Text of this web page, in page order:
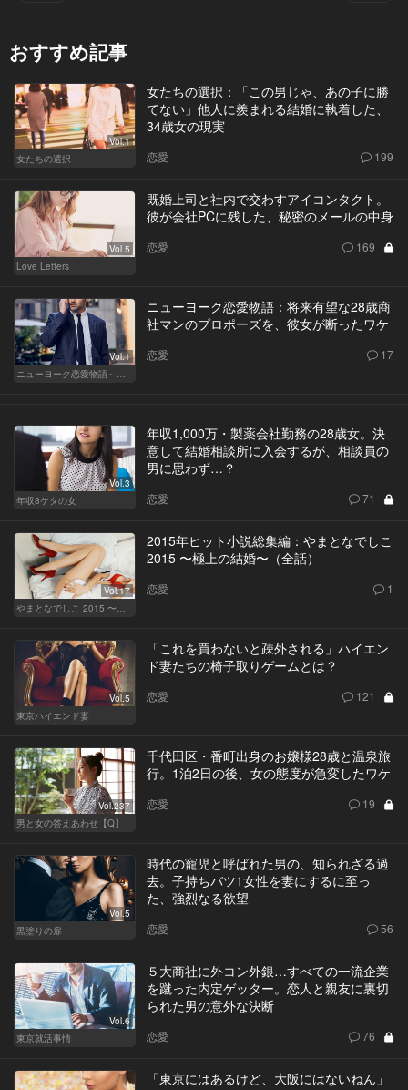
おすすめ記事
Vol.1
女たちの選択
女たちの選択：「この男じゃ、あの子に勝
てない」他人に羨まれる結婚に執着した、
34歳女の現実
恋愛 199
Vol.5
Love Letters
既婚上司と社内で交わすアイコンタクト。
彼が会社PCに残した、秘密のメールの中身
恋愛 169
Vol.1
ニューヨーク恋愛物語～商社マン遥斗の場合～
ニューヨーク恋愛物語：将来有望な28歳商
社マンのプロポーズを、彼女が断ったワケ
恋愛 17
Vol.3
年収8ケタの女
年収1,000万・製薬会社勤務の28歳女。決
意して結婚相談所に入会するが、相談員の
男に思わず…？
恋愛 71
Vol.17
やまとなでしこ 2015 〜極上の結婚〜
2015年ヒット小説総集編：やまとなでしこ
2015 〜極上の結婚〜（全話）
恋愛 1
Vol.5
東京ハイエンド妻
「これを買わないと疎外される」ハイエン
ド妻たちの椅子取りゲームとは？
恋愛 121
Vol.237
男と女の答えあわせ【Q】
千代田区・番町出身のお嬢様28歳と温泉旅
行。1泊2日の後、女の態度が急変したワケ
恋愛 19
Vol.5
黒塗りの扉
時代の寵児と呼ばれた男の、知られざる過
去。子持ちバツ1女性を妻にするに至っ
た、強烈なる欲望
恋愛 56
Vol.6
東京就活事情
５大商社に外コン外銀…すべての一流企業
を蹴った内定ゲッター。恋人と親友に裏切
られた男の意外な決断
恋愛 76
「東京にはあるけど、大阪にはないねん」